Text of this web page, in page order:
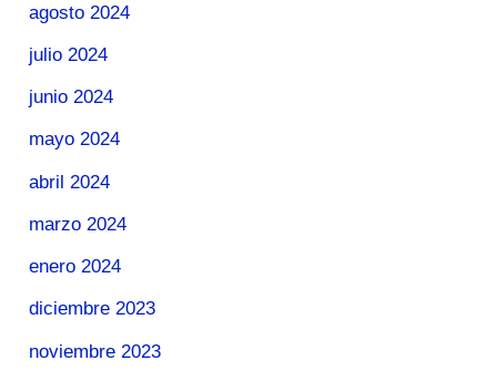
agosto 2024
julio 2024
junio 2024
mayo 2024
abril 2024
marzo 2024
enero 2024
diciembre 2023
noviembre 2023